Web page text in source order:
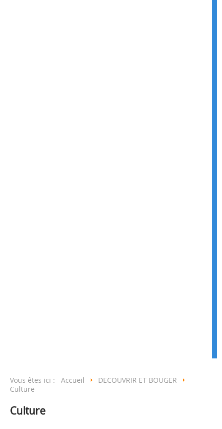
Vous êtes ici : Accueil
DECOUVRIR ET BOUGER
Culture
Culture